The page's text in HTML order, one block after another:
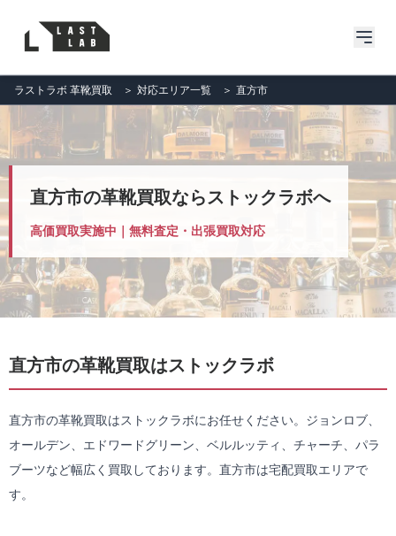
ラストラボ 革靴買取 ＞ 対応エリア一覧 ＞ 直方市
直方市の革靴買取ならストックラボへ
高価買取実施中｜無料査定・出張買取対応
直方市の革靴買取はストックラボ
直方市の革靴買取はストックラボにお任せください。ジョンロブ、
オールデン、エドワードグリーン、ベルルッティ、チャーチ、パラ
ブーツなど幅広く買取しております。直方市は宅配買取エリアで
す。